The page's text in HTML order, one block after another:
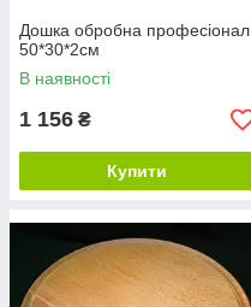
Дошка обробна професіонал
50*30*2см
В наявності
1 156 ₴
Купити